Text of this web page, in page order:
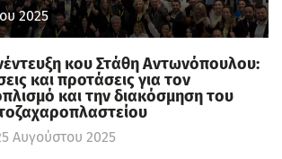
2025
κου Στάθη Αντωνόπουλου:
και προτάσεις για τον
και την διακόσμηση του
Αυγούστου 2025